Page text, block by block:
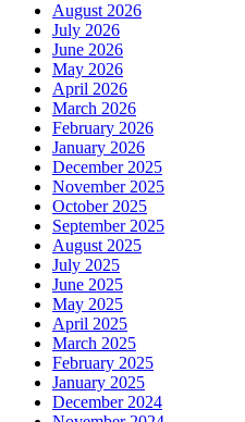
August 2026
July 2026
June 2026
May 2026
April 2026
March 2026
February 2026
January 2026
December 2025
November 2025
October 2025
September 2025
August 2025
July 2025
June 2025
May 2025
April 2025
March 2025
February 2025
January 2025
December 2024